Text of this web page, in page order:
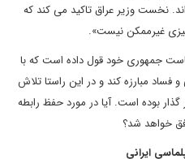
نخست وزیر عراق تاکید می کند که
غیرممکن نیست».
جمهوری خود قول داده است که با
مبارزه کند و در این راستا تلاش
گذار بوده است. آیا در مورد حفظ رابطه
خواهد شد؟
ایرانی